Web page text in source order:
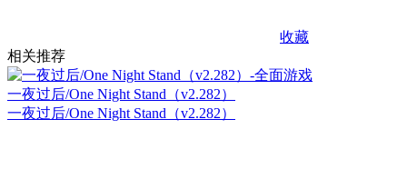
收藏
相关推荐
一夜过后/One Night Stand（v2.282）
一夜过后/One Night Stand（v2.282）